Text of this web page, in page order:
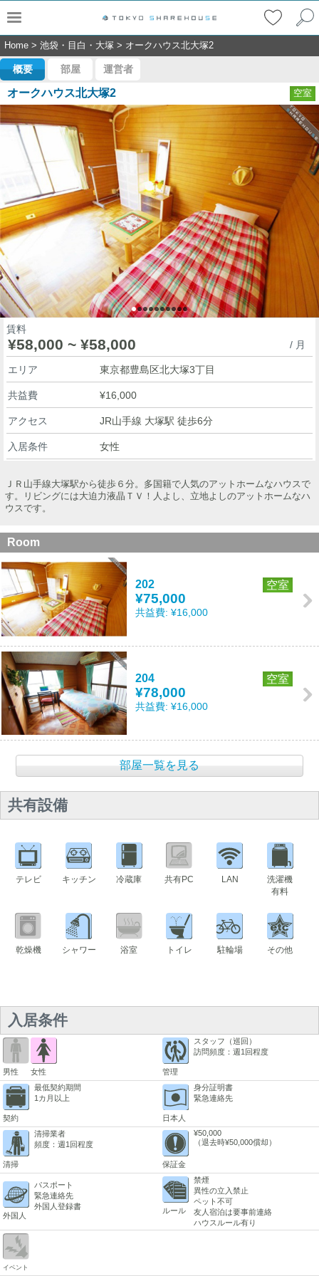
Home > 池袋・目白・大塚 > オークハウス北大塚2
概要 部屋 運営者
オークハウス北大塚2 空室
賃料
¥58,000 ~ ¥58,000 / 月
エリア 東京都豊島区北大塚3丁目
共益費 ¥16,000
アクセス JR山手線 大塚駅 徒歩6分
入居条件 女性
ＪＲ山手線大塚駅から徒歩６分。多国籍で人気のアットホームなハウスで
す。リビングには大迫力液晶ＴＶ！人よし、立地よしのアットホームなハ
ウスです。
Room
202 空室
¥75,000
共益費: ¥16,000
204 空室
¥78,000
共益費: ¥16,000
部屋一覧を見る
共有設備
テレビ キッチン 冷蔵庫 共有PC LAN
洗濯機
有料
乾燥機 シャワー 浴室 トイレ 駐輪場 その他
入居条件
男性 女性 管理
スタッフ（巡回）
訪問頻度：週1回程度
契約
最低契約期間
1カ月以上
日本人
身分証明書
緊急連絡先
清掃
清掃業者
頻度：週1回程度
保証金
¥50,000
（退去時¥50,000償却）
外国人
パスポート
緊急連絡先
外国人登録書
ルール
禁煙
異性の立入禁止
ペット不可
友人宿泊は要事前連絡
ハウスルール有り
イベント